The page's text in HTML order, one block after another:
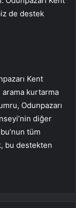
de destek
Kent
arama kurtarma
Odunpazarı
diğer
tüm
bu destekten